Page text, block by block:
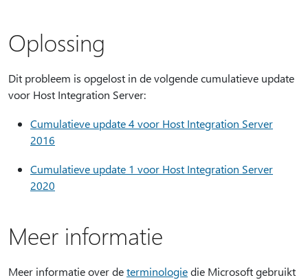
Oplossing
Dit probleem is opgelost in de volgende cumulatieve update
voor Host Integration Server:
Cumulatieve update 4 voor Host Integration Server
2016
Cumulatieve update 1 voor Host Integration Server
2020
Meer informatie
Meer informatie over determinologiedie Microsoft gebruikt